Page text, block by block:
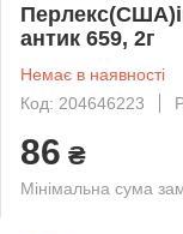
антик 659, 2г
Немає в наявності
Код: 204646223
86 ₴
Мінімальна сума